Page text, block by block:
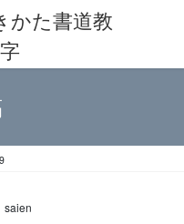
た書道教
saien